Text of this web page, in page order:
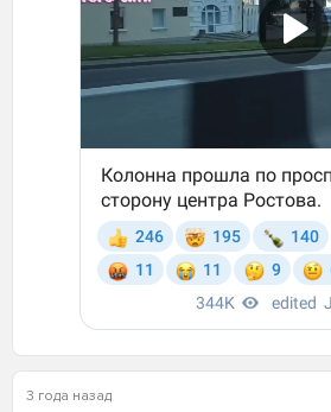
3 года назад